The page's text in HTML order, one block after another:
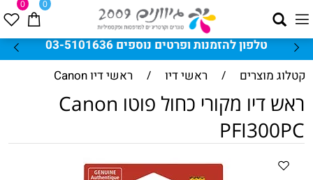
טלפון להזמנות ופרטים נוספים 03-5101636
0 0
קטלוג מוצרים / ראשי דיו / ראשי דיו Canon
ראש דיו מקורי כחול פוטו Canon
PFI300PC